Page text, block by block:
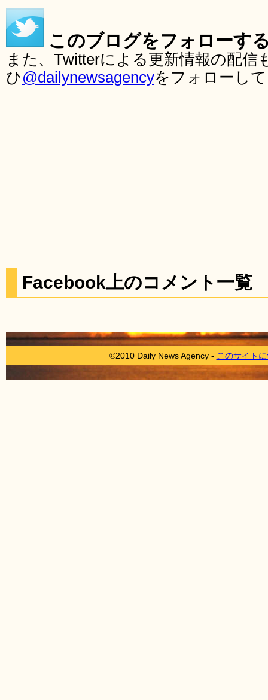
このブログをフォローす
また、Twitterによる更新情報の配
ひ@dailynewsagencyをフォローし
Facebook上のコメント一覧
©2010 Daily News Agency - このサイト